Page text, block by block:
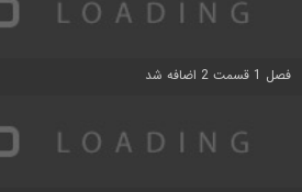
فصل 1 قسمت 2 اضافه شد